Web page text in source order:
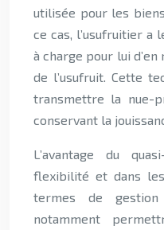
utilisée pour les
ce cas, l’usufruitier a
à charge pour lui
de l’usufruit. Cette
transmettre la nue-
conservant la
L’avantage du
flexibilité et dans
termes de
notamment